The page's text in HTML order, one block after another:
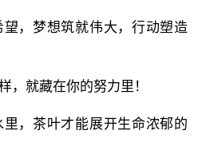
望，梦想筑就伟大，行动塑造
，就藏在你的努力里！
里，茶叶才能展开生命浓郁的